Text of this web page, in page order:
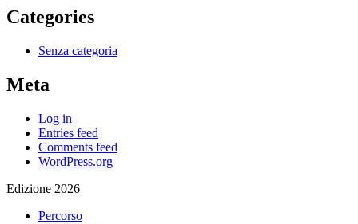
Categories
Senza categoria
Meta
Log in
Entries feed
Comments feed
WordPress.org
Edizione 2026
Percorso